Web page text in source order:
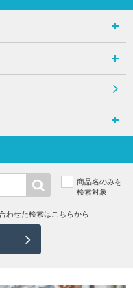
商品名のみを
検索対象
わせた検索はこちらから